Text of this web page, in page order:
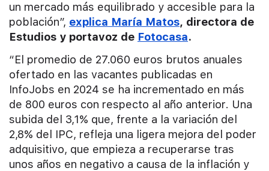
un mercado más equilibrado y accesible para la
población”, explica María Matos, directora de
Estudios y portavoz de Fotocasa.
“El promedio de 27.060 euros brutos anuales
ofertado en las vacantes publicadas en
InfoJobs en 2024 se ha incrementado en más
de 800 euros con respecto al año anterior. Una
subida del 3,1% que, frente a la variación del
2,8% del IPC, refleja una ligera mejora del poder
adquisitivo, que empieza a recuperarse tras
unos años en negativo a causa de la inflación y